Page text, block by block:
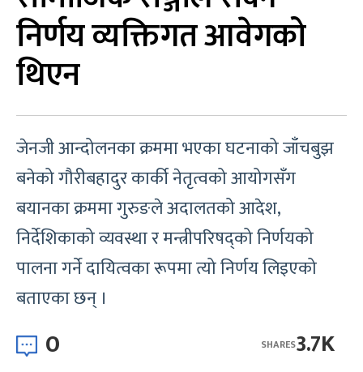
निर्णय व्यक्तिगत आवेगको
थिएन
जेनजी आन्दोलनका क्रममा भएका घटनाको जाँचबुझ
बनेको गौरीबहादुर कार्की नेतृत्वको आयोगसँग
बयानका क्रममा गुरुङले अदालतको आदेश,
निर्देशिकाको व्यवस्था र मन्त्रीपरिषद्को निर्णयको
पालना गर्ने दायित्वका रूपमा त्यो निर्णय लिइएको
बताएका छन् ।
0 3.7K
SHARES